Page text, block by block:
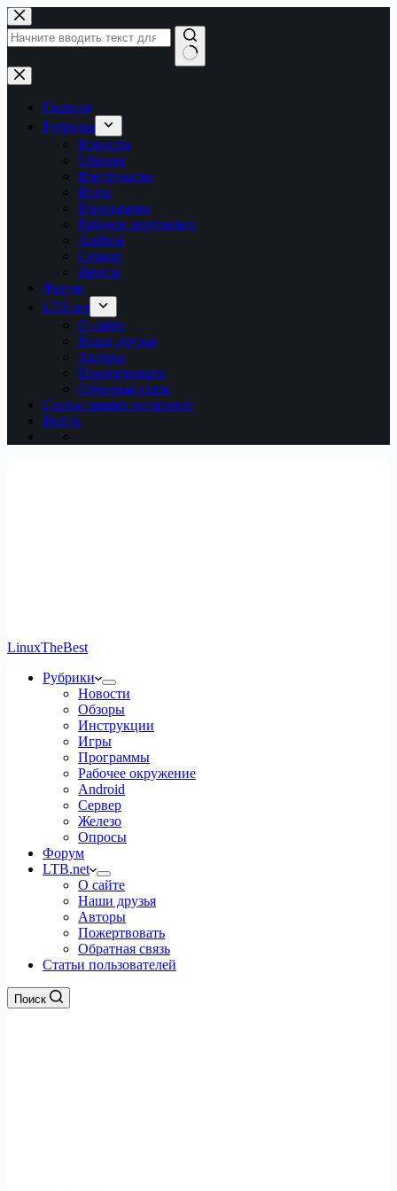
Перейти
к
сути
Ничего
не
найденоГлавная
Рубрики
Новости
Обзоры
Инструкции
Игры
Программы
Рабочее окружение
Android
Сервер
Железо
Форум
LTB.net
О сайте
Наши друзья
Авторы
Пожертвовать
Обратная связь
Статьи наших читателей
Войти
LinuxTheBest
Рубрики
Новости
Обзоры
Инструкции
Игры
Программы
Рабочее окружение
Android
Сервер
Железо
Опросы
Форум
LTB.net
О сайте
Наши друзья
Авторы
Пожертвовать
Обратная связь
Статьи пользователей
Поиск